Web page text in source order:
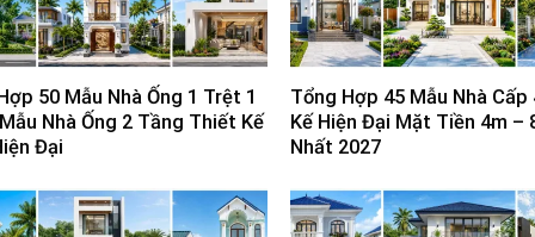
50 Mẫu Nhà Ống 1 Trệt 1
Nhà Ống 2 Tầng Thiết Kế
Đại
Tổng Hợp 45 Mẫu Nhà
Kế Hiện Đại Mặt Tiền 4m –
Nhất 2027